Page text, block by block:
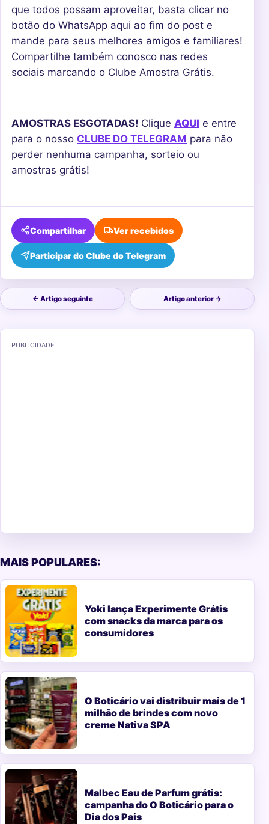
que todos possam aproveitar, basta clicar no
botão do WhatsApp aqui ao fim do post e
mande para seus melhores amigos e familiares!
Compartilhe também conosco nas redes
sociais marcando o Clube Amostra Grátis.
AMOSTRAS ESGOTADAS! Clique AQUI e entre
para o nosso CLUBE DO TELEGRAM para não
perder nenhuma campanha, sorteio ou
amostras grátis!
Compartilhar
Participar do Clube do Telegram
Ver recebidos
← Artigo seguinte Artigo anterior →
PUBLICIDADE
MAIS POPULARES:
Yoki lança Experimente Grátis
com snacks da marca para os
consumidores
O Boticário vai distribuir mais de 1
milhão de brindes com novo
creme Nativa SPA
Malbec Eau de Parfum grátis:
campanha do O Boticário para o
Dia dos Pais